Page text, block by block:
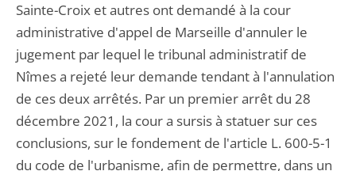
Sainte-Croix et autres ont demandé à la cour
administrative d'appel de Marseille d'annuler le
jugement par lequel le tribunal administratif de
Nîmes a rejeté leur demande tendant à l'annulation
de ces deux arrêtés. Par un premier arrêt du 28
décembre 2021, la cour a sursis à statuer sur ces
conclusions, sur le fondement de l'article L. 600-5-1
du code de l'urbanisme, afin de permettre, dans un